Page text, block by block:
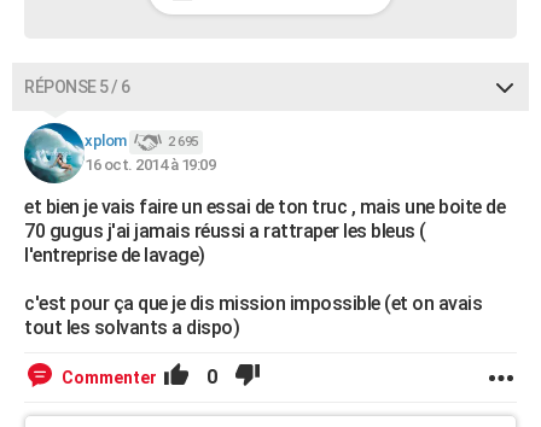
RÉPONSE 5 / 6
xplom 2 695
16 oct. 2014 à 19:09
et bien je vais faire un essai de ton truc , mais une boite de
70 gugus j'ai jamais réussi a rattraper les bleus (
l'entreprise de lavage)
c'est pour ça que je dis mission impossible (et on avais
tout les solvants a dispo)
Commenter 0